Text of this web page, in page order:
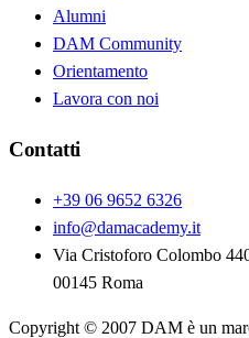
Alumni
DAM Community
Orientamento
Lavora con noi
Contatti
+39 06 9652 6326
info@damacademy.it
Via Cristoforo Colombo
00145 Roma
Copyright © 2007 DAM è un